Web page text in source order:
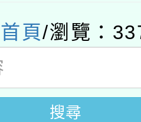
應申請許可
院辦理「
位及節水達
22日(星期六
廟祈福系列
航」
園地景藝術
頁/瀏覽：
搜尋